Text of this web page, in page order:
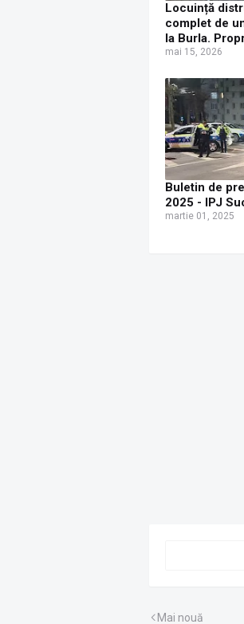
Locuință
complet de
la Burla.
suferit un
mai 15, 2026
Buletin de
2025 - IPJ
martie 01, 2025
Mai nouă